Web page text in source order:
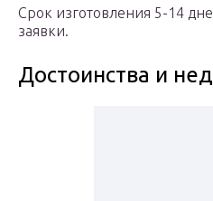
Срок изготовления 5-14
заявки.
Достоинства и